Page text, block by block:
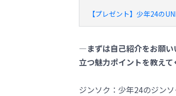
【プレゼント】少年24の
―まずは自己紹介をお願い
立つ魅力ポイントを教えて
ジンソク：少年24のジン